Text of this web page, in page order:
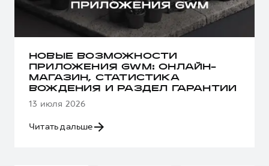
НОВЫЕ ВОЗМОЖНОСТИ
ПРИЛОЖЕНИЯ GWM: ОНЛАЙН-
МАГАЗИН, СТАТИСТИКА
ВОЖДЕНИЯ И РАЗДЕЛ ГАРАНТИИ
13 июля 2026
Читать дальше